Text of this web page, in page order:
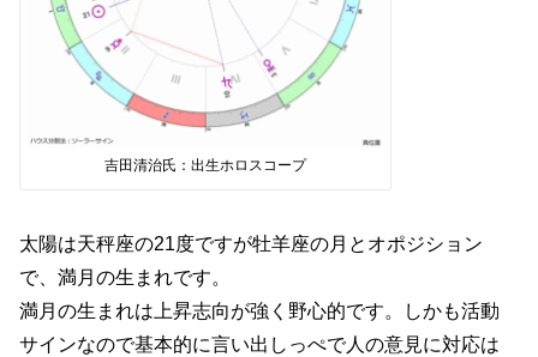
吉田清治氏：出生ホロスコープ
太陽は天秤座の21度ですが牡羊座の月とオポジション
で、満月の生まれです。
満月の生まれは上昇志向が強く野心的です。しかも活動
サインなので基本的に言い出しっぺで人の意見に対応は